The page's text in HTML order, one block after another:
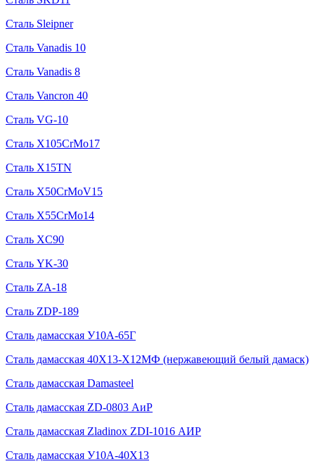
Сталь Sleipner
Сталь Vanadis 10
Сталь Vanadis 8
Сталь Vancron 40
Сталь VG-10
Сталь X105CrMo17
Сталь X15TN
Сталь X50CrMoV15
Сталь X55CrMo14
Сталь XC90
Сталь YK-30
Сталь ZA-18
Сталь ZDP-189
Сталь дамасская У10А-65Г
Сталь дамасская 40Х13-Х12МФ (нержавеющий белый дамаск)
Сталь дамасская Damasteel
Сталь дамасская ZD-0803 АиР
Сталь дамасская Zladinox ZDI-1016 АИР
Сталь дамасская У10А-40Х13